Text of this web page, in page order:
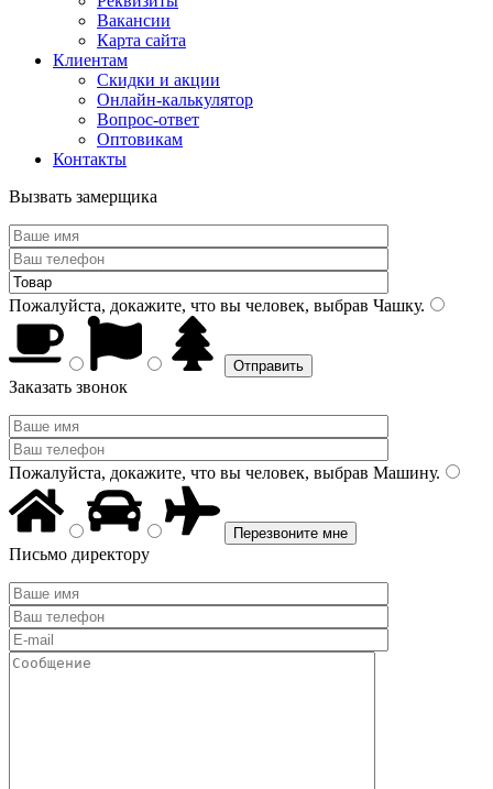
Вакансии
Карта сайта
Клиентам
Скидки и акции
Онлайн-калькулятор
Вопрос-ответ
Оптовикам
Контакты
Вызвать замерщика
Пожалуйста, докажите, что вы человек, выбрав Чашку.
Заказать звонок
Пожалуйста, докажите, что вы человек, выбрав Машину.
Письмо директору